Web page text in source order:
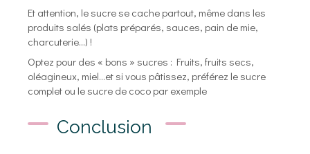
Et attention, le sucre se cache partout, même dans les
produits salés (plats préparés, sauces, pain de mie,
charcuterie…) !
Optez pour des « bons » sucres : Fruits, fruits secs,
oléagineux, miel…et si vous pâtissez, préférez le sucre
complet ou le sucre de coco par exemple
Conclusion